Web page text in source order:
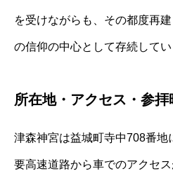
を受けながらも、その都度再
の信仰の中心として存続してい
所在地・アクセス・参
津森神宮は益城町寺中708番地
要高速道路から車でのアクセ